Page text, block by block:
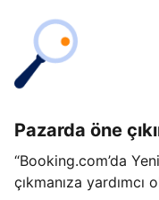
Pazarda öne
“Booking.com’da
çıkmanıza yardımcı